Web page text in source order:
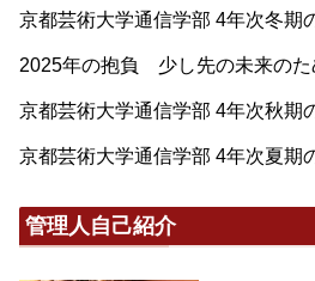
京都芸術大学通信学部 4年次冬
2025年の抱負 少し先の未来のた
京都芸術大学通信学部 4年次秋期
京都芸術大学通信学部 4年次夏期
管理人自己紹介